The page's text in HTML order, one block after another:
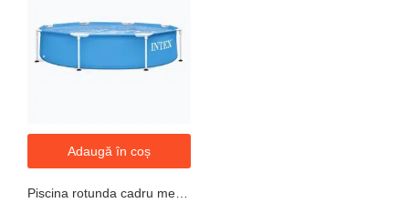
Adaugă în coș